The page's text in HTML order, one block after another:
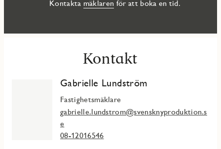
Kontakta mäklaren för att boka en tid.
Kontakt
Gabrielle Lundström
Fastighetsmäklare
gabrielle.lundstrom@svensknyproduktion.s
e
08-12016546